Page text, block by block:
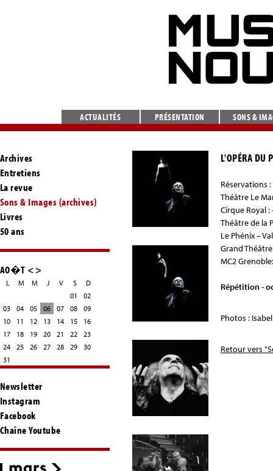
ACTUALITÉS PRÉSENTATION SONS &
Archives
Entretiens
La revue
Sons & Images (archives)
Livres
50 ans
AO�T <>
L M M J V S
D
01
02
03
04 05 06 07 08
09
10
11 12 13 14 15
16
17
18 19 20 21 22
23
24
25 26 27 28 29
30
31
Newsletter
Instagram
Facebook
Chaîne Youtube
L'OPÉRA DU
Réservations :
Théâtre Le
Cirque Royal :
Théâtre de la
Le Phénix –
Grand
MC2
Répétition -
Photos :
Retour vers